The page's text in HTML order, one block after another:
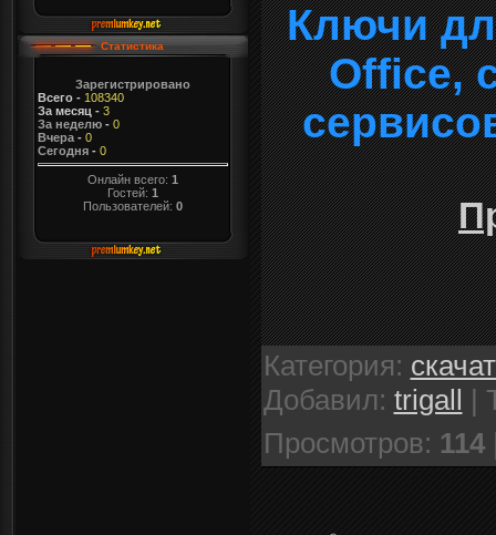
Статистика
Зарегистрировано
Всего- 108340
За месяц - 3
За неделю- 0
Вчера- 0
Сегодня- 0
Онлайн всего: 1
Гостей: 1
Пользователей: 0
Ключи
Office,
Категория:
Добавил: trigall |
Просмотров: 114